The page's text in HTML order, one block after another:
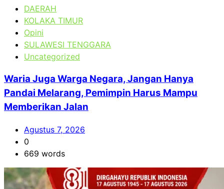
DAERAH
KOLAKA TIMUR
Opini
SULAWESI TENGGARA
Uncategorized
Waria Juga Warga Negara, Jangan Hanya
Pandai Melarang, Pemimpin Harus Mampu
Memberikan Jalan
Agustus 7, 2026
0
669 words